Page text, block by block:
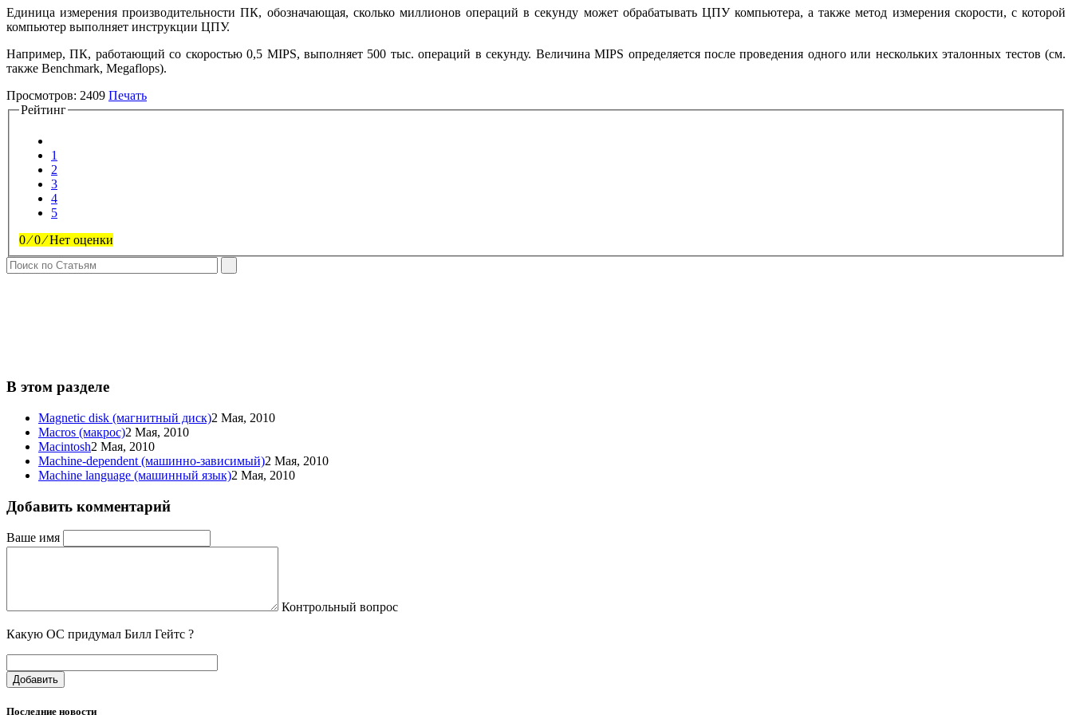
Единица измерения производительности ПК, обозначающая, сколько миллионов операций в секунду может обрабатывать ЦПУ компьютера, а также метод измерения скорости, с которой
компьютер выполняет инструкции ЦПУ.
Например, ПК, работающий со скоростью 0,5 MIPS, выполняет 500 тыс. операций в секунду. Величина MIPS определяется после проведения одного или нескольких эталонных тестов (см.
также Benchmark, Megaflops).
Просмотров: 2409 Печать
Рейтинг
1
2
3
4
5
0⁄0⁄Нет оценки
В этом разделе
Magnetic disk (магнитный диск)2 Мая, 2010
Macros (макрос)2 Мая, 2010
Macintosh2 Мая, 2010
Machine-dependent (машинно-зависимый)2 Мая, 2010
Machine language (машинный язык)2 Мая, 2010
Добавить комментарий
Ваше имя
Контрольный вопрос
Какую ОС придумал Билл Гейтс ?
Добавить
Последние новости